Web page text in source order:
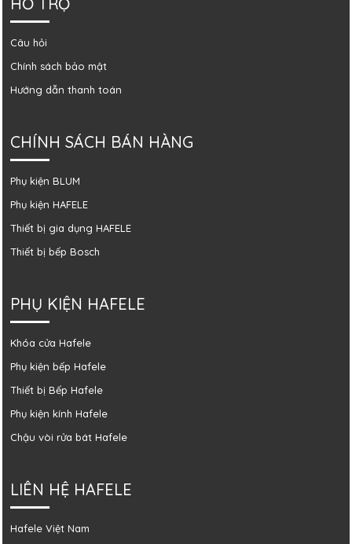
Câu hỏi
Chính sách bảo mật
Hướng dẫn thanh toán
CHÍNH SÁCH BÁN HÀNG
Phụ kiện BLUM
Phụ kiện HAFELE
Thiết bị gia dụng HAFELE
Thiết bị bếp Bosch
PHỤ KIỆN HAFELE
Khóa cửa Hafele
Phụ kiện bếp Hafele
Thiết bị Bếp Hafele
Phụ kiện kính Hafele
Chậu vòi rửa bát Hafele
LIÊN HỆ HAFELE
Hafele Việt Nam